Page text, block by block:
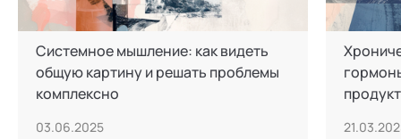
Системное мышление: как видеть
общую картину и решать проблемы
комплексно
03.06.2025